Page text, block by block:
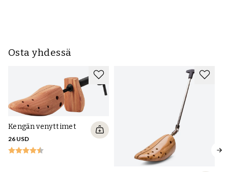
Osta yhdessä
Kengän venyttimet
26 USD